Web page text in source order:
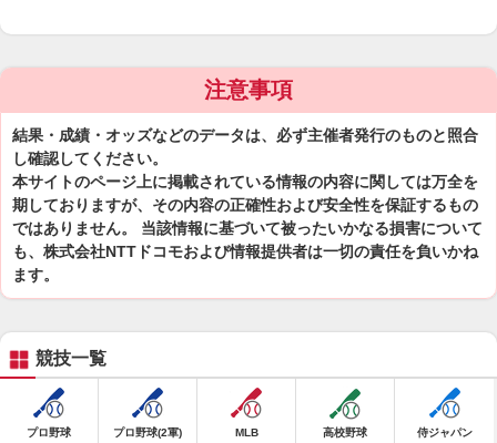
注意事項
結果・成績・オッズなどのデータは、必ず主催者発行のものと照合
し確認してください。
本サイトのページ上に掲載されている情報の内容に関しては万全を
期しておりますが、その内容の正確性および安全性を保証するもの
ではありません。 当該情報に基づいて被ったいかなる損害について
も、株式会社NTTドコモおよび情報提供者は一切の責任を負いかね
ます。
競技一覧
プロ野球 プロ野球(2軍) MLB 高校野球 侍ジャパン